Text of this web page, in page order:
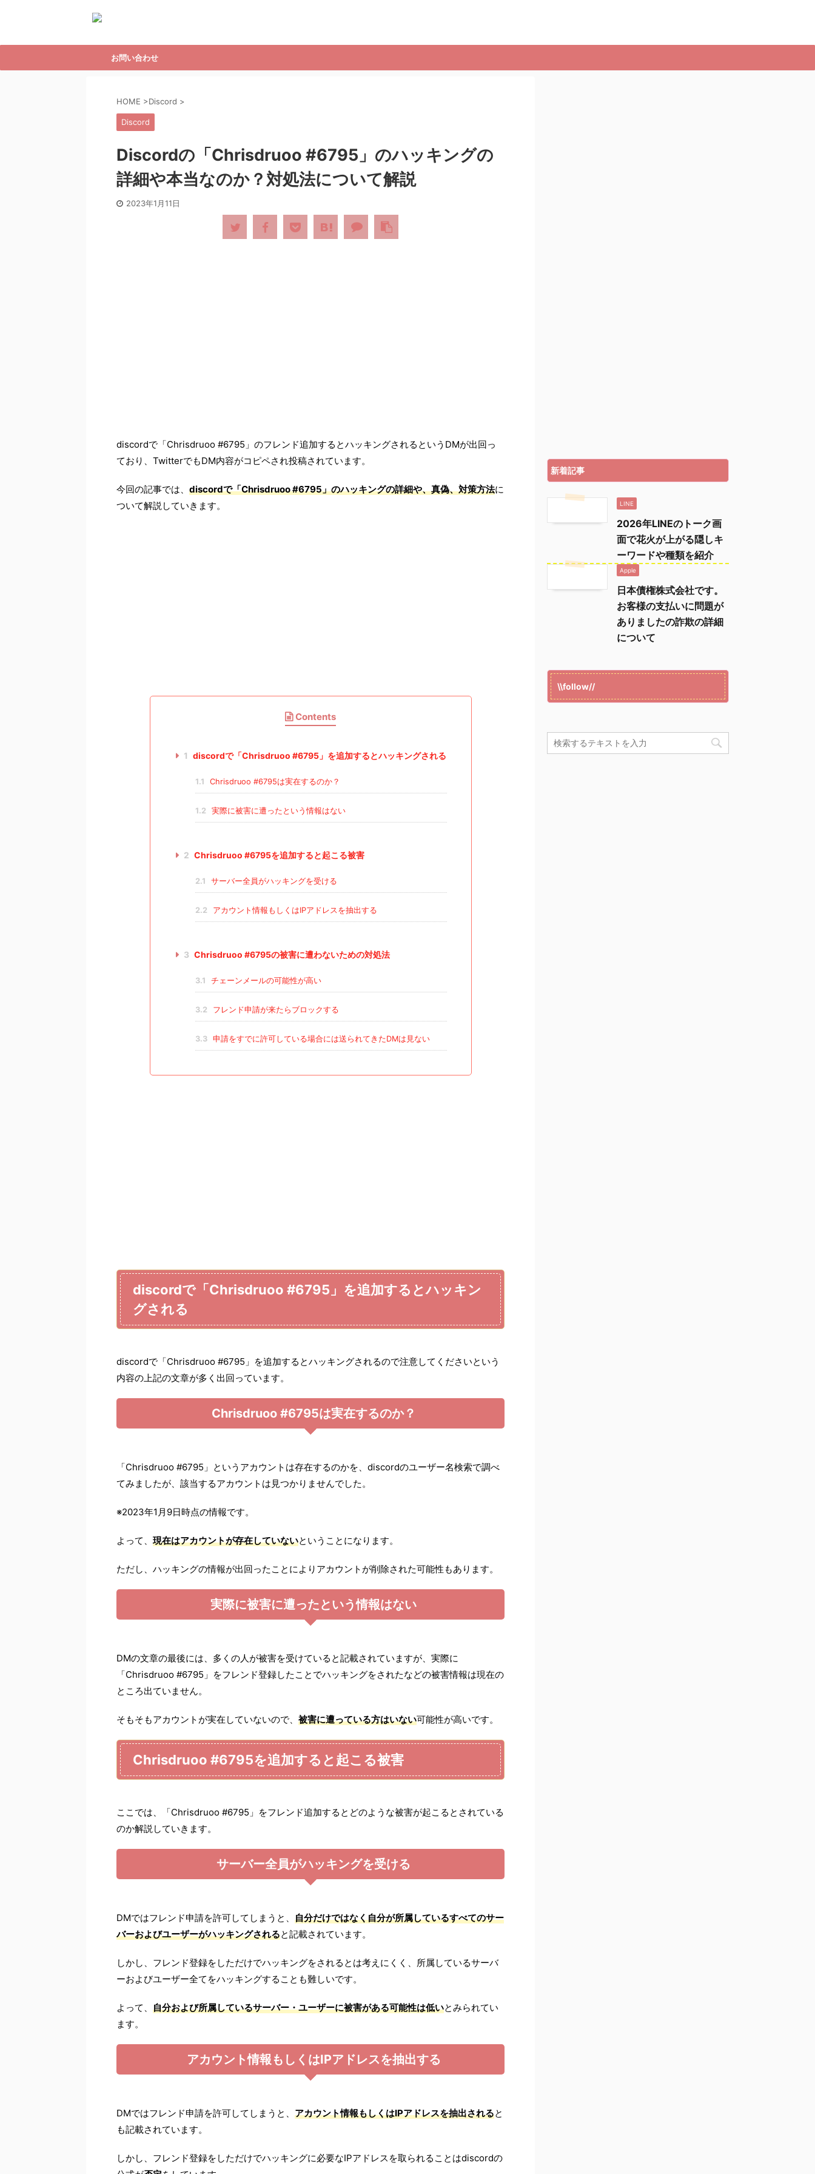
お問い合わせ
HOME >Discord >
Discord
Discordの「Chrisdruoo #6795」のハッキングの
詳細や本当なのか？対処法について解説
2023年1月11日
discordで「Chrisdruoo #6795」のフレンド追加するとハッキングされるというDMが出回っ
ており、TwitterでもDM内容がコピペされ投稿されています。
今回の記事では、 discordで「Chrisdruoo #6795」のハッキングの詳細や、真偽、対策方法に
ついて解説していきます。
Contents
1 discordで「Chrisdruoo #6795」を追加するとハッキングされる
1.1 Chrisdruoo #6795は実在するのか？
1.2 実際に被害に遭ったという情報はない
2 Chrisdruoo #6795を追加すると起こる被害
2.1 サーバー全員がハッキングを受ける
2.2 アカウント情報もしくはIPアドレスを抽出する
3 Chrisdruoo #6795の被害に遭わないための対処法
3.1 チェーンメールの可能性が高い
3.2 フレンド申請が来たらブロックする
3.3 申請をすでに許可している場合には送られてきたDMは見ない
discordで「Chrisdruoo #6795」を追加するとハッキン
グされる
discordで「Chrisdruoo #6795」を追加するとハッキングされるので注意してくださいという
内容の上記の文章が多く出回っています。
Chrisdruoo #6795は実在するのか？
「Chrisdruoo #6795」というアカウントは存在するのかを、discordのユーザー名検索で調べ
てみましたが、該当するアカウントは見つかりませんでした。
※2023年1月9日時点の情報です。
よって、 現在はアカウントが存在していないということになります。
ただし、ハッキングの情報が出回ったことによりアカウントが削除された可能性もあります。
実際に被害に遭ったという情報はない
DMの文章の最後には、多くの人が被害を受けていると記載されていますが、実際に
「Chrisdruoo #6795」をフレンド登録したことでハッキングをされたなどの被害情報は現在の
ところ出ていません。
そもそもアカウントが実在していないので、 被害に遭っている方はいない可能性が高いです。
Chrisdruoo #6795を追加すると起こる被害
ここでは、「Chrisdruoo #6795」をフレンド追加するとどのような被害が起こるとされている
のか解説していきます。
サーバー全員がハッキングを受ける
DMではフレンド申請を許可してしまうと、 自分だけではなく自分が所属しているすべてのサー
バーおよびユーザーがハッキングされると記載されています。
しかし、フレンド登録をしただけでハッキングをされるとは考えにくく、所属しているサーバ
ーおよびユーザー全てをハッキングすることも難しいです。
よって、 自分および所属しているサーバー・ユーザーに被害がある可能性は低いとみられてい
ます。
アカウント情報もしくはIPアドレスを抽出する
DMではフレンド申請を許可してしまうと、 アカウント情報もしくはIPアドレスを抽出されると
も記載されています。
しかし、フレンド登録をしただけでハッキングに必要なIPアドレスを取られることはdiscordの
新着記事
LINE
2026年LINEのトーク画
面で花火が上がる隠しキ
ーワードや種類を紹介
Apple
日本債権株式会社です。
お客様の支払いに問題が
ありましたの詐欺の詳細
について
\\follow//